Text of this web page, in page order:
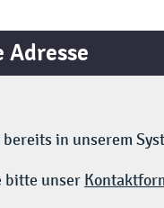
Adresse
in unserem
bitte unser